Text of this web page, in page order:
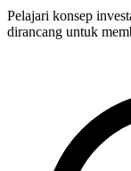
Pelajari konsep
dirancang untuk